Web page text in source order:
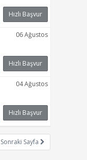
Hızlı Başvur
Hızlı Başvur
06 Ağustos
Hızlı Başvur
04 Ağustos
Sonraki Sayfa